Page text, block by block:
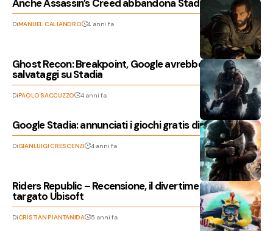
Anche Assassin’s Creed abbandona Stadia con Mirage
DiMANUEL CALIANDRO 4 anni fa
Ghost Recon: Breakpoint, Google avrebbe perso tutti i
salvataggi su Stadia
DiPAOLO SACCUZZO 4 anni fa
Google Stadia: annunciati i giochi gratis di marzo 2022
DiGIANLUIGI CRESCENZI 4 anni fa
Riders Republic – Recensione, il divertimento estremo
targato Ubisoft
DiCRISTIAN PIANTANIDA 5 anni fa